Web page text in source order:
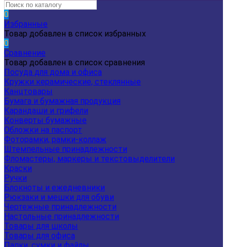
0
Избранные
Товар добавлен в список избранных
0
Сравнение
Товар добавлен в список сравнения
Посуда для дома и офиса
Кружки керамические, стеклянные
Канцтовары
Бумага и бумажная продукция
Карандаши и грифели
Конверты бумажные
Обложки на паспорт
Фоторамки, рамки-коллаж
Штемпельные принадлежности
Фломастеры, маркеры и текстовыделители
Краски
Ручки
Блокноты и ежедневники
Рюкзаки и мешки для обуви
Чертежные принадлежности
Настольные принадлежности
Товары для школы
Товары для офиса